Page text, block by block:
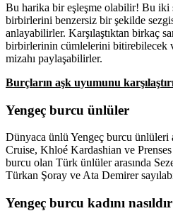
Bu harika bir eşleşme olabilir! Bu iki
birbirlerini benzersiz bir şekilde
anlayabilirler. Karşılaştıktan birkaç
birbirlerinin cümlelerini bitirebilecek
mizahı paylaşabilirler.
Burçların aşk uyumunu
Yengeç burcu ünlüler
Dünyaca ünlü Yengeç burcu ünlüleri
Cruise, Khloé Kardashian ve
burcu olan Türk ünlüler arasında
Türkan Şoray ve Ata Demirer
Yengeç burcu kadını